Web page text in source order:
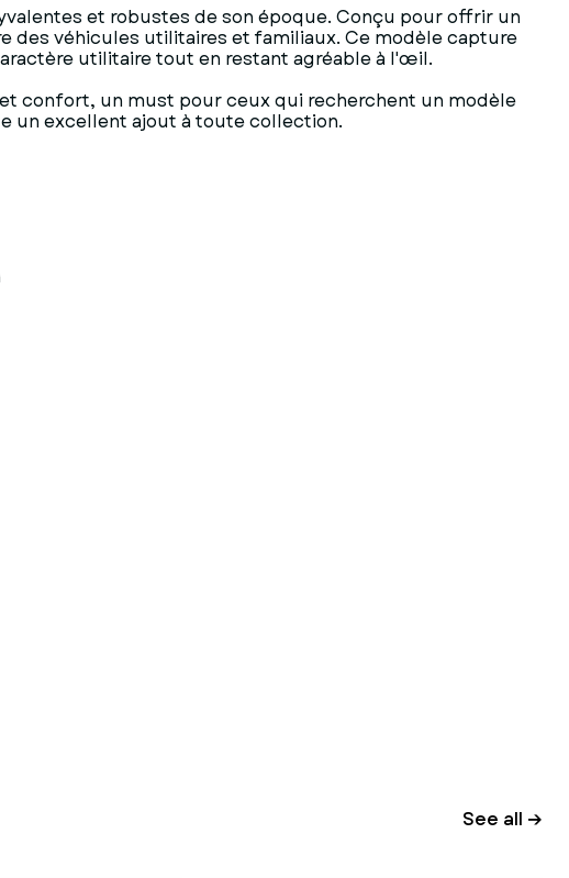
et robustes de son époque. Conçu pour offrir un
des véhicules utilitaires et familiaux. Ce modèle capture
utilitaire tout en restant agréable à l'œil.
confort, un must pour ceux qui recherchent un modèle
un excellent ajout à toute collection.
See all →